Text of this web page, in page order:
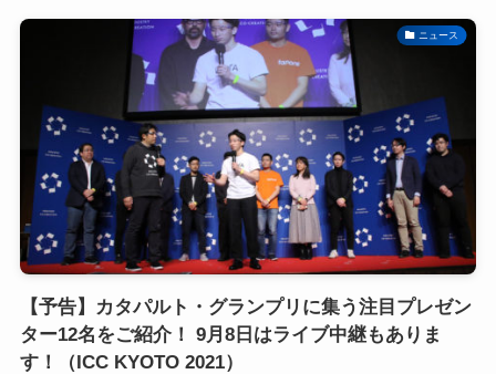
ニュース
【予告】カタパルト・グランプリに集う注目プレゼン
ター12名をご紹介！ 9月8日はライブ中継もありま
す！（ICC KYOTO 2021）